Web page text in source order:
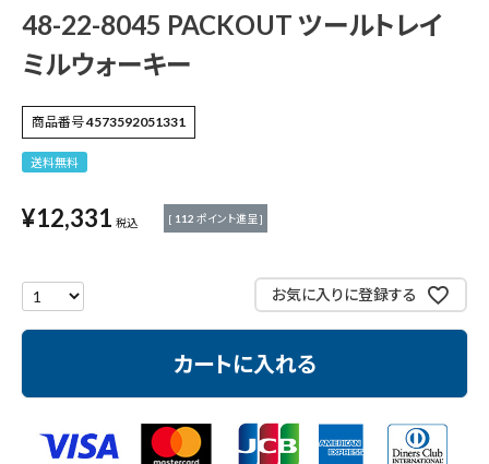
作業工具・大工道具
測定工具・筆記具
コンテンツ
48-22-8045 PACKOUT ツールトレイ
ミルウォーキー
商品番号4573592051331
送料無料
¥12,331 税込 [ 112 ポイント進呈 ]
お気に入りに登録する
カートに入れる